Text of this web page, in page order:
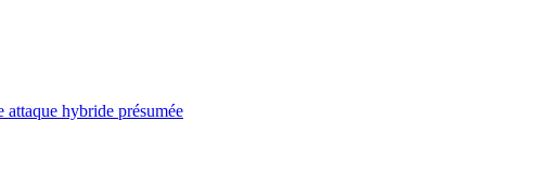
hybride présumée